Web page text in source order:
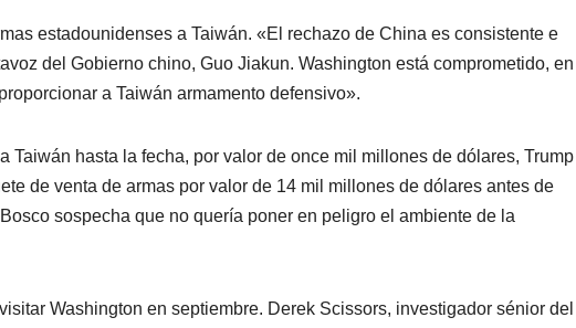
estadounidenses a Taiwán. «El rechazo de China es consistente e
del Gobierno chino, Guo Jiakun. Washington está comprometido, en
a Taiwán armamento defensivo».
Taiwán hasta la fecha, por valor de once mil millones de dólares, Trump
de venta de armas por valor de 14 mil millones de dólares antes de
sospecha que no quería poner en peligro el ambiente de la
Washington en septiembre. Derek Scissors, investigador sénior del